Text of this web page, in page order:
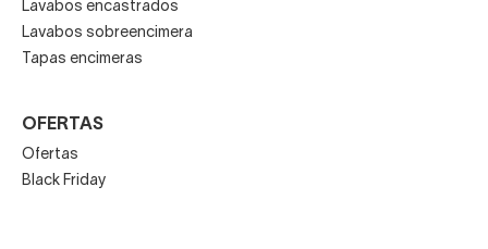
Lavabos encastrados
Lavabos sobreencimera
Tapas encimeras
OFERTAS
Ofertas
Black Friday